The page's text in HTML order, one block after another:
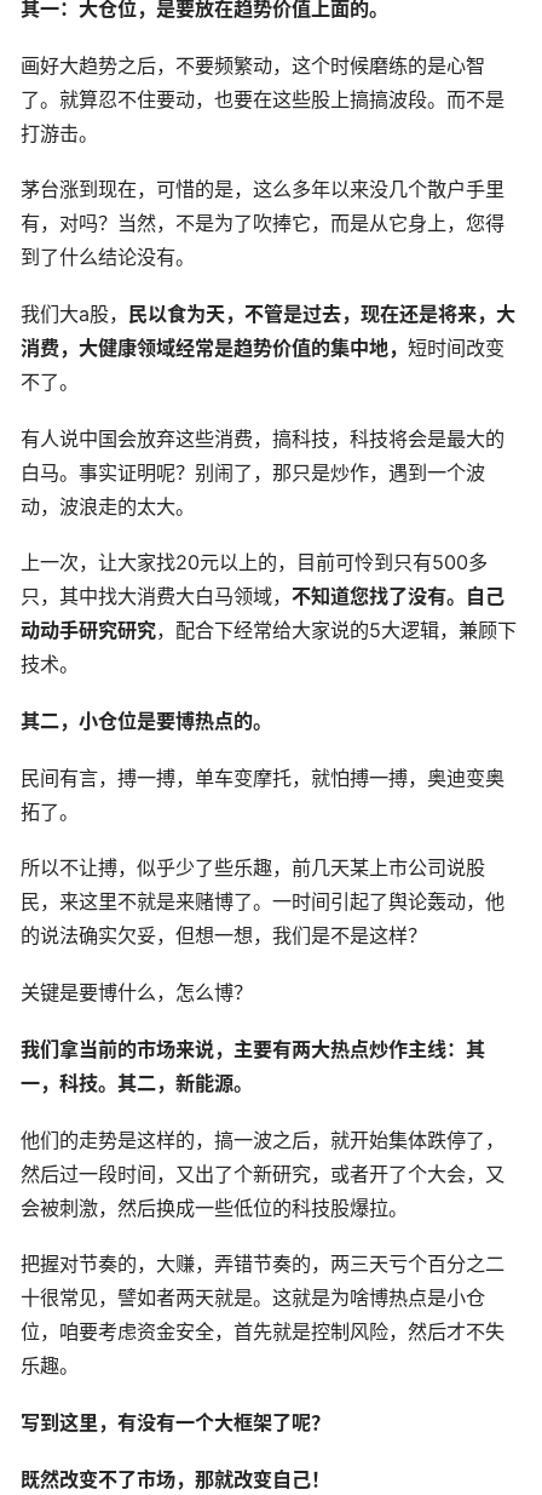
其一：大仓位，是要放在趋势价值上面的。
画好大趋势之后，不要频繁动，这个时候磨练的是心智
了。就算忍不住要动，也要在这些股上搞搞波段。而不是
打游击。
茅台涨到现在，可惜的是，这么多年以来没几个散户手里
有，对吗？当然，不是为了吹捧它，而是从它身上，您得
到了什么结论没有。
我们大a股， 民以食为天，不管是过去，现在还是将来，大
消费，大健康领域经常是趋势价值的集中地， 短时间改变
不了。
有人说中国会放弃这些消费，搞科技，科技将会是最大的
白马。事实证明呢？别闹了，那只是炒作，遇到一个波
动，波浪走的太大。
上一次，让大家找20元以上的，目前可怜到只有500多
只，其中找大消费大白马领域， 不知道您找了没有。自己
动动手研究研究，配合下经常给大家说的5大逻辑，兼顾下
技术。
其二，小仓位是要博热点的。
民间有言，搏一搏，单车变摩托，就怕搏一搏，奥迪变奥
拓了。
所以不让搏，似乎少了些乐趣，前几天某上市公司说股
民，来这里不就是来赌博了。一时间引起了舆论轰动，他
的说法确实欠妥，但想一想，我们是不是这样？
关键是要博什么，怎么博？
我们拿当前的市场来说，主要有两大热点炒作主线：其
一，科技。其二，新能源。
他们的走势是这样的，搞一波之后，就开始集体跌停了，
然后过一段时间，又出了个新研究，或者开了个大会，又
会被刺激，然后换成一些低位的科技股爆拉。
把握对节奏的，大赚，弄错节奏的，两三天亏个百分之二
十很常见，譬如者两天就是。这就是为啥博热点是小仓
位，咱要考虑资金安全，首先就是控制风险，然后才不失
乐趣。
写到这里，有没有一个大框架了呢？
既然改变不了市场，那就改变自己！